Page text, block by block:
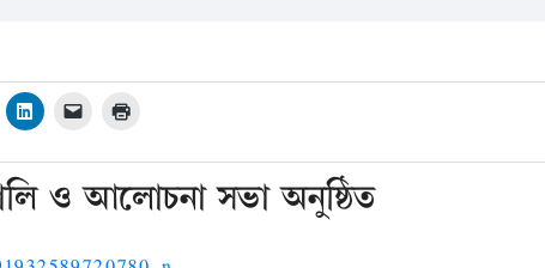
ও আলোচনা সভা অনুষ্ঠিত